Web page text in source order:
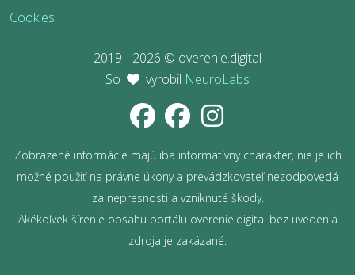
Cookies
2019 - 2026 © overenie.digital
So
vyrobil NeuroLabs
Zobrazené informácie majú iba informatívny charakter, nie je ich
možné použiť na právne úkony a prevádzkovateľ nezodpovedá
za nepresnosti a vzniknuté škody.
Akékoľvek šírenie obsahu portálu overenie.digital bez uvedenia
zdroja je zakázané.